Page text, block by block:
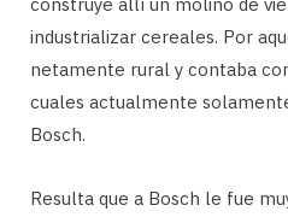
industrializar cereales. Por
netamente rural y contaba
cuales actualmente
Bosch.
Resulta que a Bosch le fue